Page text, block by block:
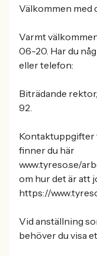
Välkommen med
Varmt
06-20. Har du
eller telefon:
Biträdande
92.
Kontaktuppgifter
finner du här
www.tyreso.se/
om hur det är att
https://
Vid anställning
behöver du visa